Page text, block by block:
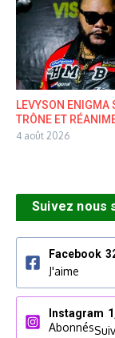
LEVYSON ENIGMA
TRÔNE ET
4 août 2026
Suivez nous
Facebook
J'aime
Instagram
Abonnés